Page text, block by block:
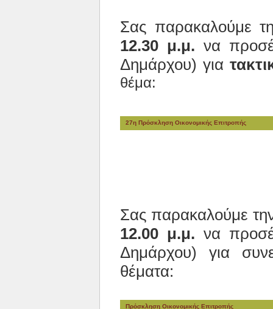
Σας παρακαλούμε
12.30 μ.μ. να
Δημάρχου) για
θέμα:
27η Πρόσκληση Οικονομικής Επιτροπής
Σας παρακαλούμε
12.00 μ.μ. να
Δημάρχου) για
θέματα:
Πρόσκληση Οικονομικής Επιτροπής